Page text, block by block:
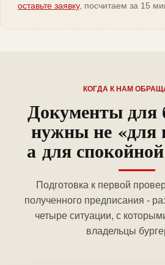
оставьте заявку, посчитаем за 15
КОГДА К НАМ
Документы для
нужны не «для
а для
Подготовка к первой
полученного предписания -
четыре ситуации, с
владельцы